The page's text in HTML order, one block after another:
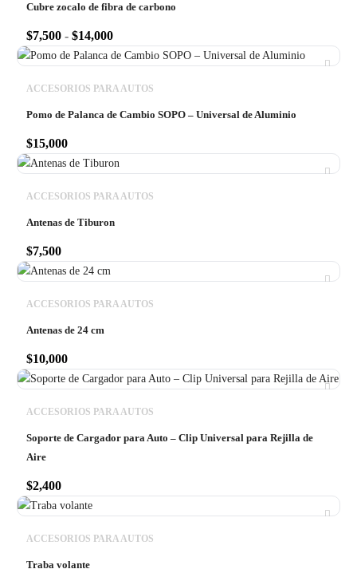
Cubre zocalo de fibra de carbono
$7,500 - $14,000
ACCESORIOS PARA AUTOS
Pomo de Palanca de Cambio SOPO – Universal de Aluminio
$15,000
ACCESORIOS PARA AUTOS
Antenas de Tiburon
$7,500
ACCESORIOS PARA AUTOS
Antenas de 24 cm
$10,000
ACCESORIOS PARA AUTOS
Soporte de Cargador para Auto – Clip Universal para Rejilla de
Aire
$2,400
ACCESORIOS PARA AUTOS
Traba volante